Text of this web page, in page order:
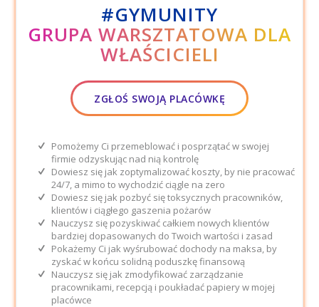
#GYMUNITY
GRUPA WARSZTATOWA DLA
WŁAŚCICIELI
ZGŁOŚ SWOJĄ PLACÓWKĘ
Pomożemy Ci przemeblować i posprzątać w swojej
firmie odzyskując nad nią kontrolę
Dowiesz się jak zoptymalizować koszty, by nie pracować
24/7, a mimo to wychodzić ciągle na zero
Dowiesz się jak pozbyć się toksycznych pracowników,
klientów i ciągłego gaszenia pożarów
Nauczysz się pozyskiwać całkiem nowych klientów
bardziej dopasowanych do Twoich wartości i zasad
Pokażemy Ci jak wyśrubować dochody na maksa, by
zyskać w końcu solidną poduszkę finansową
Nauczysz się jak zmodyfikować zarządzanie
pracownikami, recepcją i poukładać papiery w mojej
placówce